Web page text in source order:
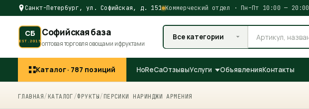
Санкт-Петербург, ул. Софийская, д. 151 Коммерческий отдел · Пн–Пт 10:00 — 20:00
СБ
EST.2015
Софийская база
оптовая торговля овощами и фруктами
Все категории
Каталог · 787 позиций HoReCaОтзывыУслуги ОбъявленияКонтакты
ГЛАВНАЯ/ КАТАЛОГ /ФРУКТЫ/ ПЕРСИКИ НАРИНДЖИ АРМЕНИЯ